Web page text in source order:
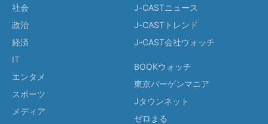
社会
政治
経済
IT
エンタメ
スポーツ
メディア
J-CASTニュース
J-CASTトレンド
J-CAST会社ウォッチ
BOOKウォッチ
東京バーゲンマニア
Jタウンネット
ゼロまる